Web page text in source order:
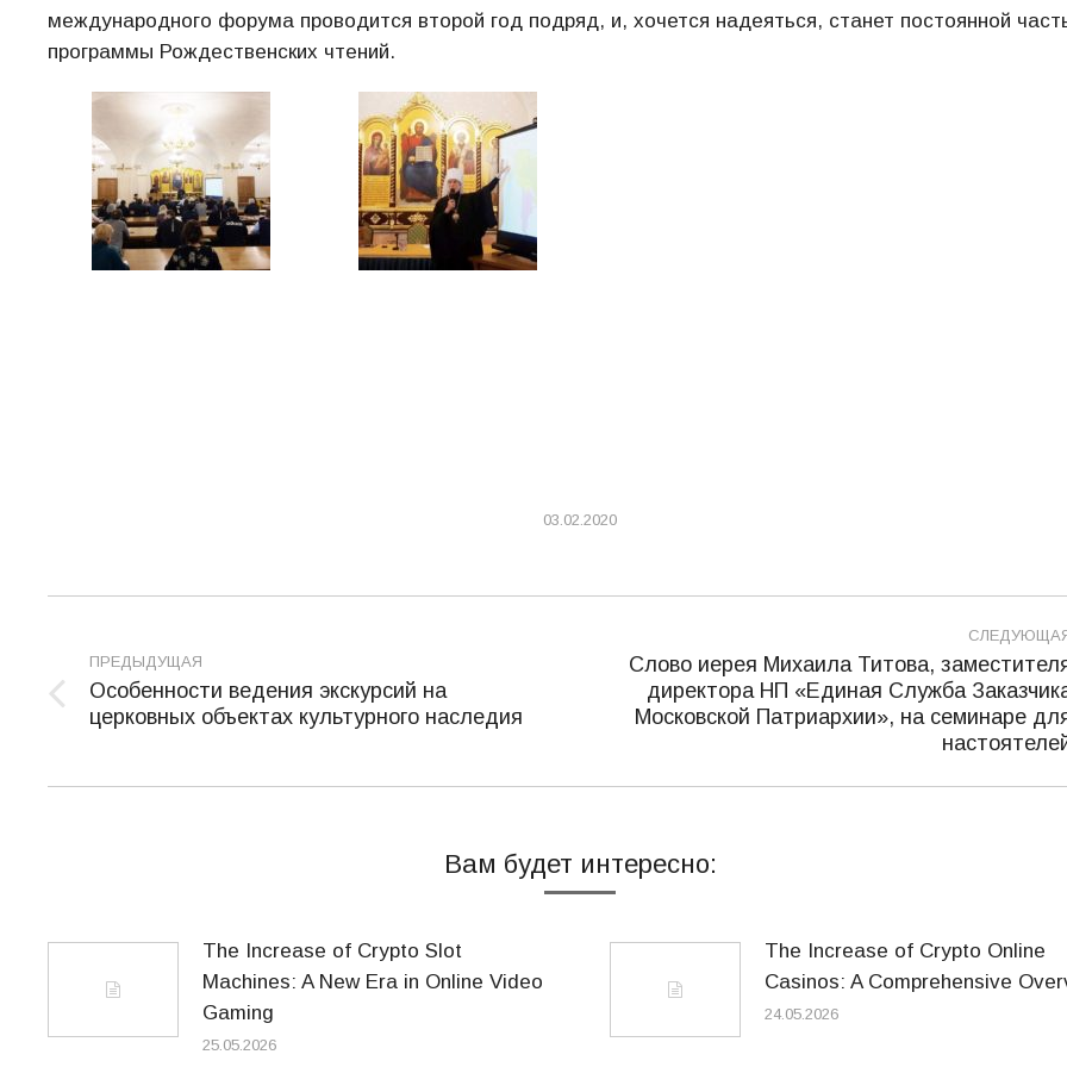
международного форума проводится второй год подряд, и, хочется надеяться, станет постоянной
программы Рождественских чтений.
03.02.2020
по
записям
ПРЕДЫДУЩАЯ
Предыдущая
запись:
Особенности ведения экскурсий на
церковных объектах культурного наследия
Следующая
Слово иерея Михаила Титова,
директора НП «Единая Служба
Московской Патриархии», на семинаре
Вам будет интересно:
The Increase of Crypto Slot
Machines: A New Era in Online Video
Gaming
25.05.2026
The Increase of Crypto Online
Casinos: A Comprehensive
24.05.2026